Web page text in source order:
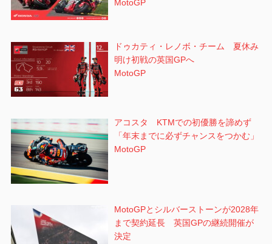
MotoGP
ドゥカティ・レノボ・チーム 夏休み
明け初戦の英国GPへ
MotoGP
アコスタ KTMでの初優勝を諦めず
「年末までに必ずチャンスをつかむ」
MotoGP
MotoGPとシルバーストーンが2028年
まで契約延長 英国GPの継続開催が
決定